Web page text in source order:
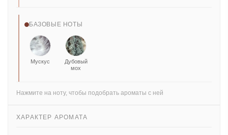
БАЗОВЫЕ НОТЫ
Мускус
Дубовый
мох
Нажмите на ноту, чтобы подобрать ароматы с ней
ХАРАКТЕР АРОМАТА